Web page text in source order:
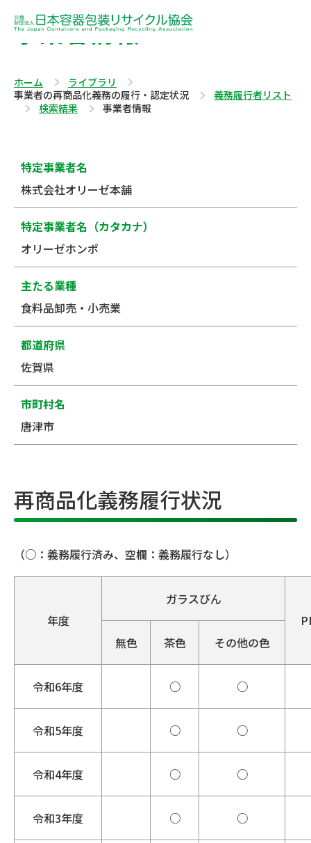
事業者情報
ホーム
ライブラリ
事業者の再商品化義務の履行・認定状況
義務履行者リスト
検索結果
事業者情報
特定事業者名
株式会社オリーゼ本舗
特定事業者名（カタカナ）
オリーゼホンポ
主たる業種
食料品卸売・小売業
都道府県
佐賀県
市町村名
唐津市
再商品化義務履行状況
（○：義務履行済み、空欄：義務履行なし）
年度
ガラスびん
無色
茶色 その他の色
令和6年度 ○ ○
令和5年度 ○ ○
令和4年度 ○ ○
令和3年度 ○ ○